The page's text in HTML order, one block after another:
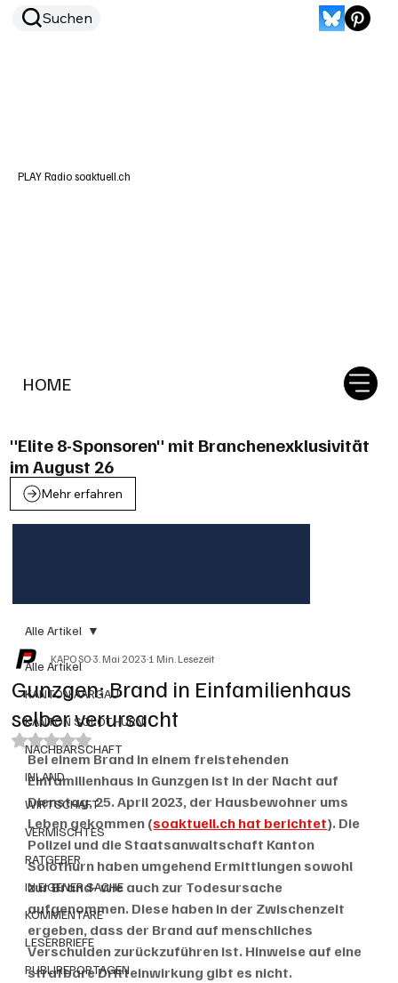
HOME
Suchen
PLAY Radio soaktuell.ch
"Elite 8-Sponsoren" mit Branchenexklusivität
im August 26
Mehr erfahren
Alle Artikel
KANTON AARGAU
KANTON SOLOTHURN
NACHBARSCHAFT
INLAND
WIRTSCHAFT
VERMISCHTES
RATGEBER
IN EIGENER SACHE
KOMMENTARE
LESERBRIEFE
PUBLIREPORTAGEN
Alle Artikel
Gunzgen: Brand in Einfamilienhaus
selber verursacht
KAPO SO3. Mai 20231 Min. Lesezeit
Mit NaN von 5 Sternen bewertet.
Bei einem Brand in einem freistehenden
Einfamilienhaus in Gunzgen ist in der Nacht auf
Dienstag, 25. April 2023, der Hausbewohner ums
Leben gekommen (soaktuell.ch hat berichtet). Die
Polizei und die Staatsanwaltschaft Kanton
Solothurn haben umgehend Ermittlungen sowohl
zur Brand- wie auch zur Todesursache
aufgenommen. Diese haben in der Zwischenzeit
ergeben, dass der Brand auf menschliches
Verschulden zurückzuführen ist. Hinweise auf eine
strafbare Dritteinwirkung gibt es nicht.